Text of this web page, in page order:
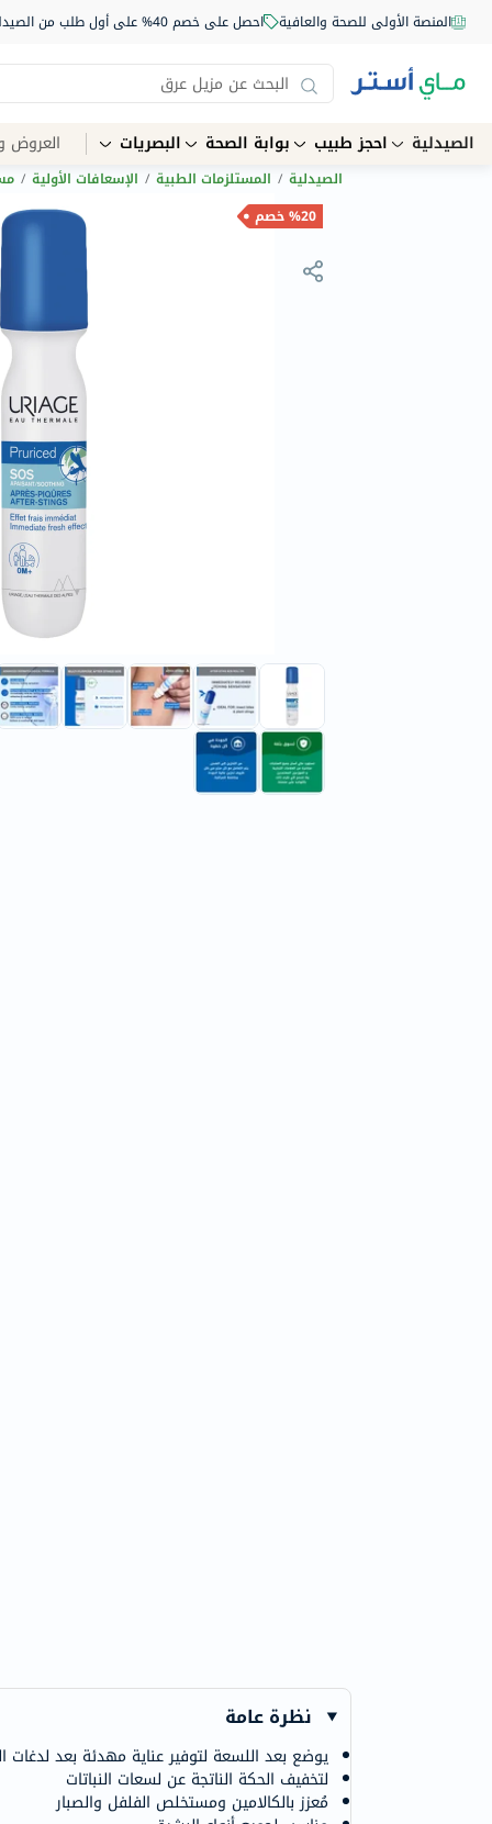
المنصة الأولى للصحة والعافية احصل على خصم 40% على أول طلب من الصيدلية أونلاين استخدم الكود: NEW40
الصيدلية احجز طبيب بوابة الصحة البصريات العروض
الصيدلية / المستلزمات الطبية / الإسعافات الأولية /
%20 خصم
نظرة عامة
يوضع بعد اللسعة لتوفير عناية مهدئة بعد لدغات
لتخفيف الحكة الناتجة عن لسعات النباتات
مُعزز بالكالامين ومستخلص الفلفل والصبار